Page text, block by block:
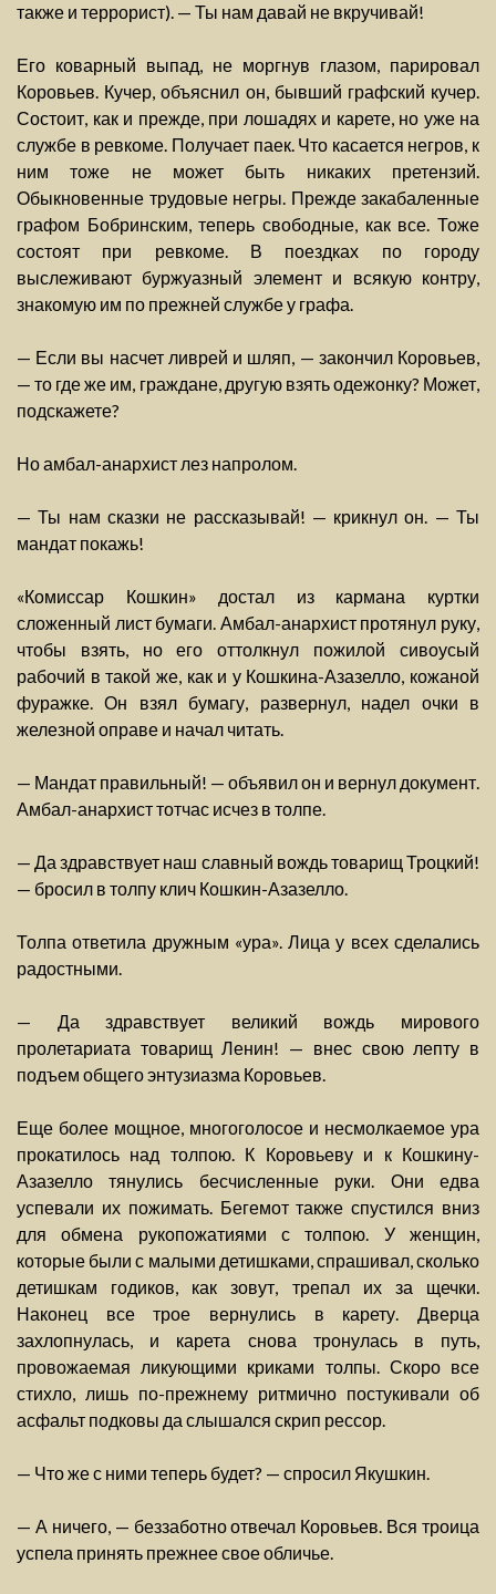
также и террорист). — Ты нам давай не вкручивай!
Его коварный выпад, не моргнув глазом, парировал
Коровьев. Кучер, объяснил он, бывший графский кучер.
Состоит, как и прежде, при лошадях и карете, но уже на
службе в ревкоме. Получает паек. Что касается негров, к
ним тоже не может быть никаких претензий.
Обыкновенные трудовые негры. Прежде закабаленные
графом Бобринским, теперь свободные, как все. Тоже
состоят при ревкоме. В поездках по городу
выслеживают буржуазный элемент и всякую контру,
знакомую им по прежней службе у графа.
— Если вы насчет ливрей и шляп, — закончил Коровьев,
— то где же им, граждане, другую взять одежонку? Может,
подскажете?
Но амбал-анархист лез напролом.
— Ты нам сказки не рассказывай! — крикнул он. — Ты
мандат покажь!
«Комиссар Кошкин» достал из кармана куртки
сложенный лист бумаги. Амбал-анархист протянул руку,
чтобы взять, но его оттолкнул пожилой сивоусый
рабочий в такой же, как и у Кошкина-Азазелло, кожаной
фуражке. Он взял бумагу, развернул, надел очки в
железной оправе и начал читать.
— Мандат правильный! — объявил он и вернул документ.
Амбал-анархист тотчас исчез в толпе.
— Да здравствует наш славный вождь товарищ Троцкий!
— бросил в толпу клич Кошкин-Азазелло.
Толпа ответила дружным «ура». Лица у всех сделались
радостными.
— Да здравствует великий вождь мирового
пролетариата товарищ Ленин! — внес свою лепту в
подъем общего энтузиазма Коровьев.
Еще более мощное, многоголосое и несмолкаемое ура
прокатилось над толпою. К Коровьеву и к Кошкину-
Азазелло тянулись бесчисленные руки. Они едва
успевали их пожимать. Бегемот также спустился вниз
для обмена рукопожатиями с толпою. У женщин,
которые были с малыми детишками, спрашивал, сколько
детишкам годиков, как зовут, трепал их за щечки.
Наконец все трое вернулись в карету. Дверца
захлопнулась, и карета снова тронулась в путь,
провожаемая ликующими криками толпы. Скоро все
стихло, лишь по-прежнему ритмично постукивали об
асфальт подковы да слышался скрип рессор.
— Что же с ними теперь будет? — спросил Якушкин.
— А ничего, — беззаботно отвечал Коровьев. Вся троица
успела принять прежнее свое обличье.